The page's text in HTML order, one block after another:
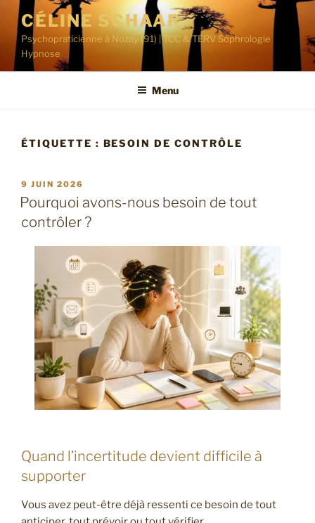
Aller
contenu
principal
CÉLINE SCHAAR
Psychopraticienne à Nozay (91) | TCC & TERV Sophrologie
Hypnose
Menu
ÉTIQUETTE : BESOIN DE CONTRÔLE
PUBLIÉ
LE
9 JUIN 2026
Pourquoi avons-nous besoin de tout
contrôler ?
Quand l’incertitude devient difficile à
supporter
Vous avez peut-être déjà ressenti ce besoin de tout